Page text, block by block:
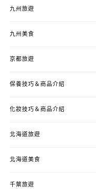
九州旅遊
九州美食
京都旅遊
保養技巧＆商品介紹
化妝技巧＆商品介紹
北海道旅遊
北海道美食
千葉旅遊